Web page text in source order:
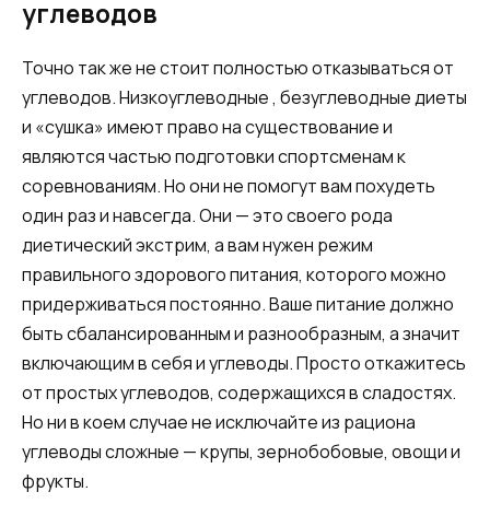
углеводов
Точно так же не стоит полностью отказываться от
углеводов. Низкоуглеводные , безуглеводные диеты
и «сушка» имеют право на существование и
являются частью подготовки спортсменам к
соревнованиям. Но они не помогут вам похудеть
один раз и навсегда. Они — это своего рода
диетический экстрим, а вам нужен режим
правильного здорового питания, которого можно
придерживаться постоянно. Ваше питание должно
быть сбалансированным и разнообразным, а значит
включающим в себя и углеводы. Просто откажитесь
от простых углеводов, содержащихся в сладостях.
Но ни в коем случае не исключайте из рациона
углеводы сложные — крупы, зернобобовые, овощи и
фрукты.